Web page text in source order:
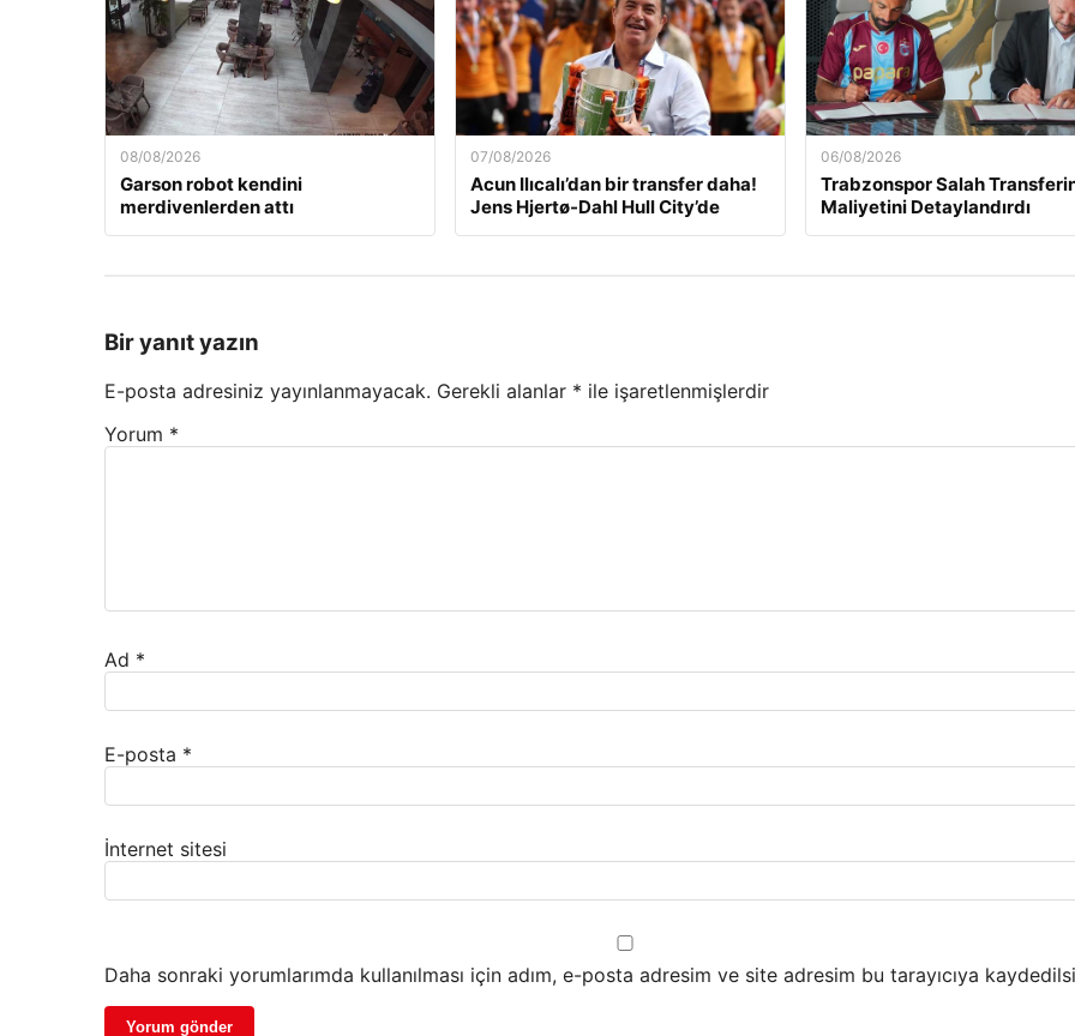
08/08/2026
Garson robot kendini
merdivenlerden attı
07/08/2026
Acun Ilıcalı’dan bir transfer daha!
Jens Hjertø-Dahl Hull City’de
06/08/2026
Trabzonspor Salah
Maliyetini Detaylandırdı
Bir yanıt yazın
E-posta adresiniz yayınlanmayacak. Gerekli alanlar * ile işaretlenmişlerdir
Yorum *
Ad *
E-posta *
İnternet sitesi
Daha sonraki yorumlarımda kullanılması için adım, e-posta adresim ve site adresim bu tarayıcıya